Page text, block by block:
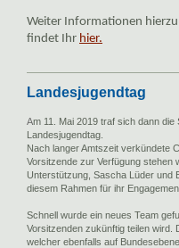
Weiter Informationen
findet Ihr hier.
Landesjugendtag
Am 11. Mai 2019 traf sich dann
Landesjugendtag.
Nach langer Amtszeit verkündete
Vorsitzende zur Verfügung stehen
Unterstützung, Sascha Lüder und
diesem Rahmen für ihr
Schnell wurde ein neues Team
Vorsitzenden zukünftig teilen wird.
welcher ebenfalls auf